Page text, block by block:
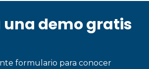
una demo gratis
formulario para conocer